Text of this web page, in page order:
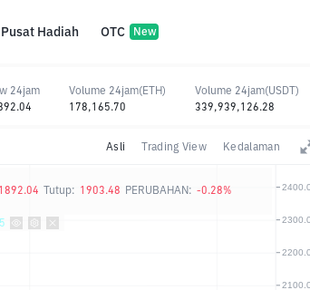
Pusat Hadiah OTC New
Asli Trading View Kedalaman
1892.04 Tutup: 1903.48 PERUBAHAN: -0.28%
24jam
Volume 24jam(ETH)
178,165.70
Volume 24jam(USDT)
339,939,126.28